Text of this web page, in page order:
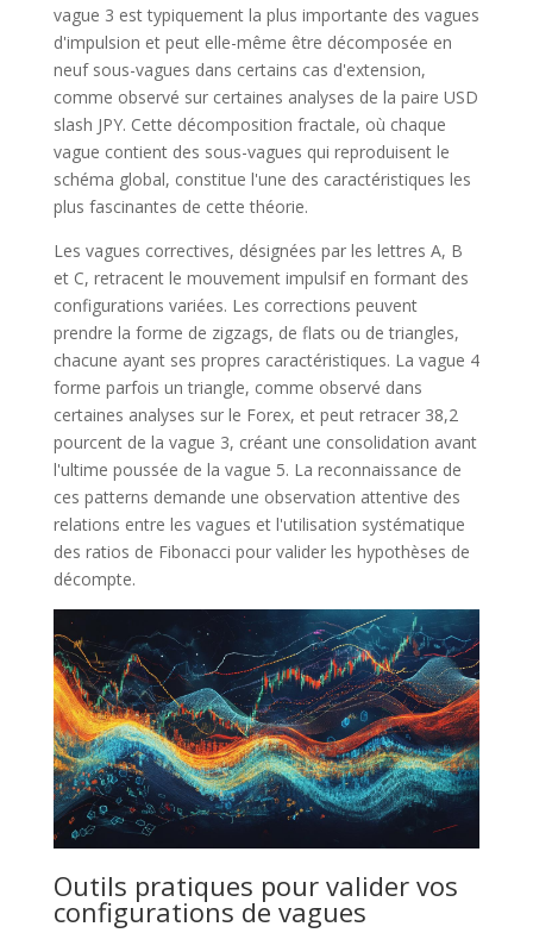
vague 3 est typiquement la plus importante des vagues
d'impulsion et peut elle-même être décomposée en
neuf sous-vagues dans certains cas d'extension,
comme observé sur certaines analyses de la paire USD
slash JPY. Cette décomposition fractale, où chaque
vague contient des sous-vagues qui reproduisent le
schéma global, constitue l'une des caractéristiques les
plus fascinantes de cette théorie.
Les vagues correctives, désignées par les lettres A, B
et C, retracent le mouvement impulsif en formant des
configurations variées. Les corrections peuvent
prendre la forme de zigzags, de flats ou de triangles,
chacune ayant ses propres caractéristiques. La vague 4
forme parfois un triangle, comme observé dans
certaines analyses sur le Forex, et peut retracer 38,2
pourcent de la vague 3, créant une consolidation avant
l'ultime poussée de la vague 5. La reconnaissance de
ces patterns demande une observation attentive des
relations entre les vagues et l'utilisation systématique
des ratios de Fibonacci pour valider les hypothèses de
décompte.
Outils pratiques pour valider vos
configurations de vagues